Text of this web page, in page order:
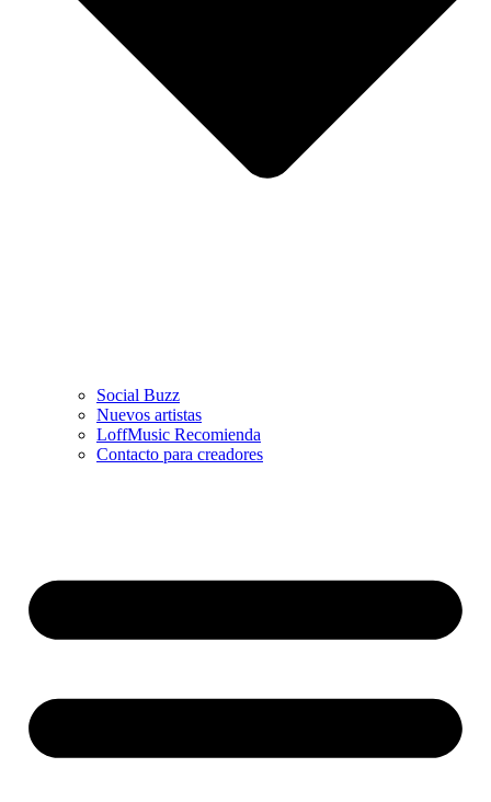
Social Buzz
Nuevos artistas
LoffMusic Recomienda
Contacto para creadores